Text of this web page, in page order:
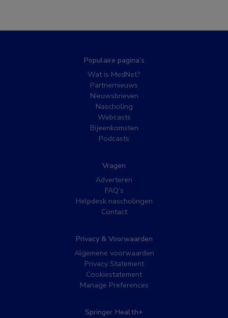
Populaire pagina’s
Wat is MedNet?
Partnernieuws
Nieuwsbrieven
Nascholing
Webcasts
Bijeenkomsten
Podcasts
Vragen
Adverteren
FAQ’s
Helpdesk nascholingen
Contact
Privacy & Voorwaarden
Algemene voorwaarden
Privacy Statement
Cookiestatement
Manage Preferences
Springer Health+